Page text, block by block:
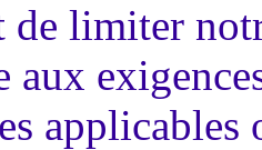
de limiter
aux
applicables